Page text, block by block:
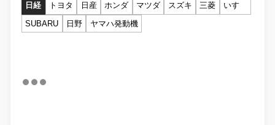
日経 トヨタ 日産 ホンダ マツダ スズキ 三菱
いすゞ
SUBARU
日野 ヤマハ発動機